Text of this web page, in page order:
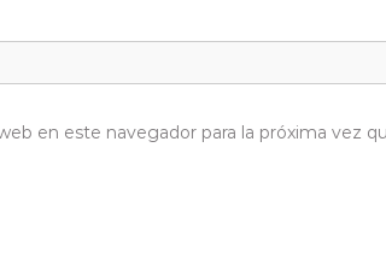
en este navegador para la próxima vez